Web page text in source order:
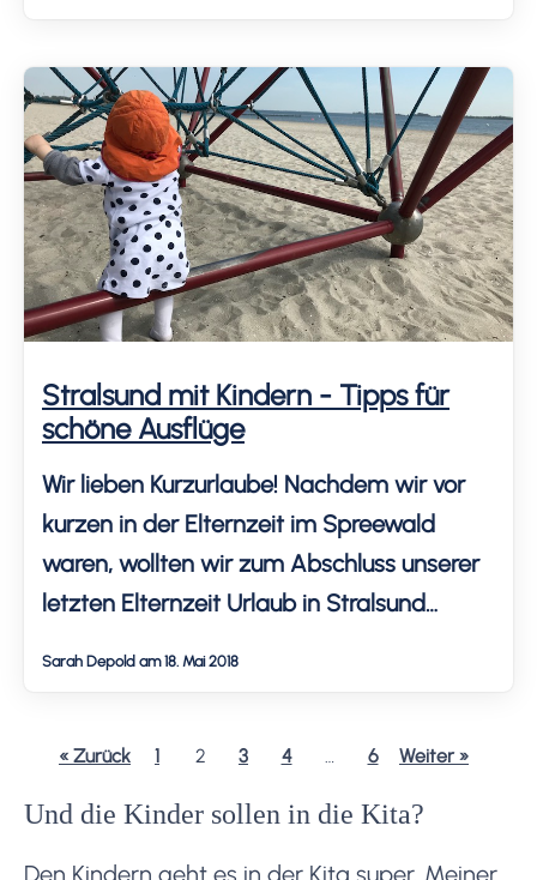
bin zusätzlich selbstständig. So wird aus
zwei […]
Stralsund mit Kindern - Tipps für
schöne Ausflüge
Wir lieben Kurzurlaube! Nachdem wir vor
kurzen in der Elternzeit im Spreewald
waren, wollten wir zum Abschluss unserer
letzten Elternzeit Urlaub in Stralsund
Eins ist sicher: Stralsund ist eine Perle und
so wunderbar schön, gemütlich.
Sarah Depold am 18. Mai 2018
« Zurück 1 2 3 4 … 6 Weiter »
Und die Kinder sollen in die Kita?